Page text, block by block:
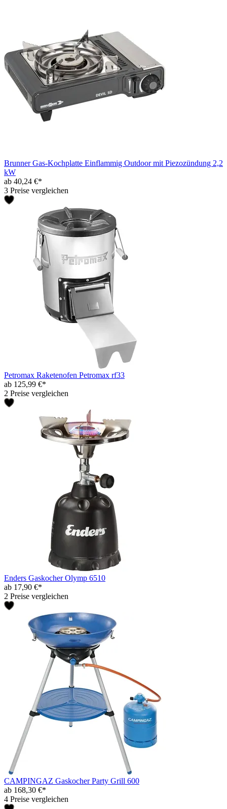
Brunner Gas-Kochplatte Einflammig Outdoor mit Piezozündung 2,2
kW
ab 40,24 €*
3 Preise vergleichen
Petromax Raketenofen Petromax rf33
ab 125,99 €*
2 Preise vergleichen
Enders Gaskocher Olymp 6510
ab 17,90 €*
2 Preise vergleichen
CAMPINGAZ Gaskocher Party Grill 600
ab 168,30 €*
4 Preise vergleichen